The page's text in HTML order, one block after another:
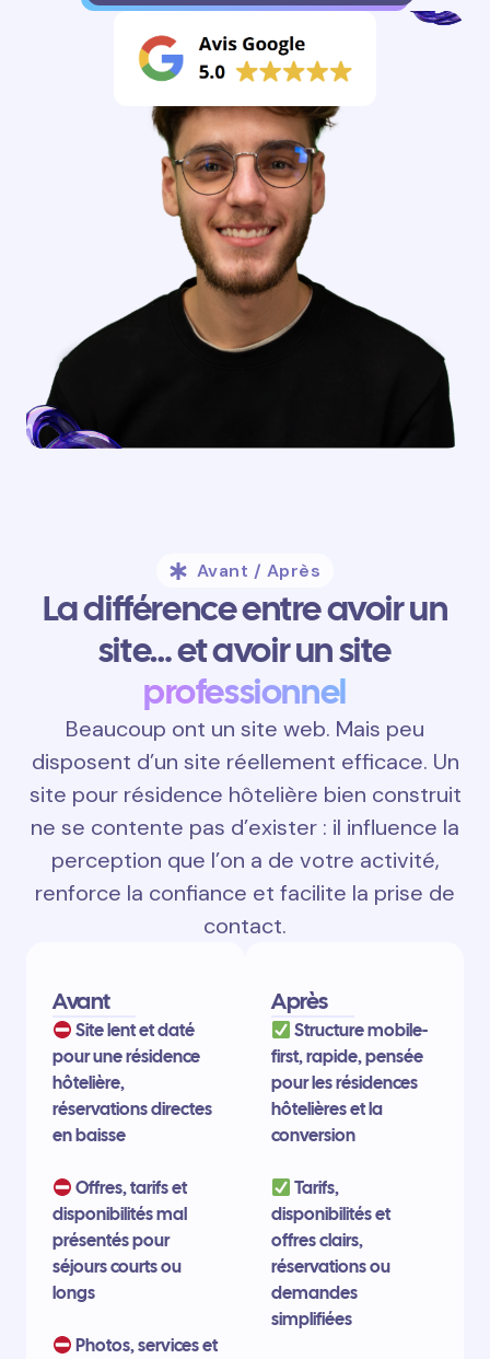
Avant / Après
La différence entre avoir un
site… et avoir un site
professionnel
Beaucoup ont un site web. Mais peu
disposent d’un site réellement efficace. Un
site pour résidence hôtelière bien construit
ne se contente pas d’exister : il influence la
perception que l’on a de votre activité,
renforce la confiance et facilite la prise de
contact.
Avant
Site lent et daté
pour une résidence
hôtelière,
réservations directes
en baisse
Offres, tarifs et
disponibilités mal
présentés pour
séjours courts ou
longs
Photos, services et
Après
Structure mobile-
first, rapide, pensée
pour les résidences
hôtelières et la
conversion
Tarifs,
disponibilités et
offres clairs,
réservations ou
demandes
simplifiées